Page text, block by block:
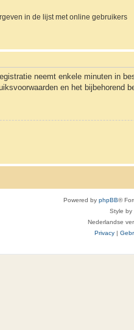
in de lijst met online gebruikers
neemt enkele minuten in
en het bijbehorend
Powered by phpBB®
Style by
Nederlandse
Privacy